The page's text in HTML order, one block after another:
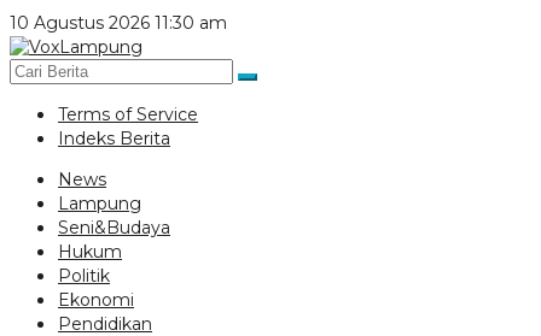
Lewati
ke
konten
10 Agustus 2026 11:30 am
Terms of Service
Indeks Berita
News
Lampung
Seni&Budaya
Hukum
Politik
Ekonomi
Pendidikan